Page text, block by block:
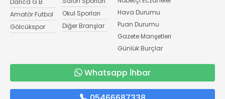
Darıca G.B.
Amatör Futbol
Gölcükspor
Okul Sporları
Diğer Branşlar
Hava Durumu
Puan Durumu
Gazete Manşetleri
Günlük Burçlar
Whatsapp İhbar